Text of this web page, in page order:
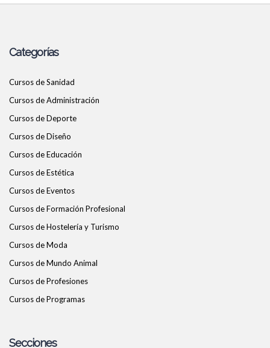
Categorías
Cursos de Sanidad
Cursos de Administración
Cursos de Deporte
Cursos de Diseño
Cursos de Educación
Cursos de Estética
Cursos de Eventos
Cursos de Formación Profesional
Cursos de Hostelería y Turismo
Cursos de Moda
Cursos de Mundo Animal
Cursos de Profesiones
Cursos de Programas
Secciones